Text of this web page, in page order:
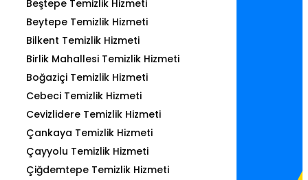
Beştepe Temizlik Hizmeti
Beytepe Temizlik Hizmeti
Bilkent Temizlik Hizmeti
Birlik Mahallesi Temizlik Hizmeti
Boğaziçi Temizlik Hizmeti
Cebeci Temizlik Hizmeti
Cevizlidere Temizlik Hizmeti
Çankaya Temizlik Hizmeti
Çayyolu Temizlik Hizmeti
Çiğdemtepe Temizlik Hizmeti